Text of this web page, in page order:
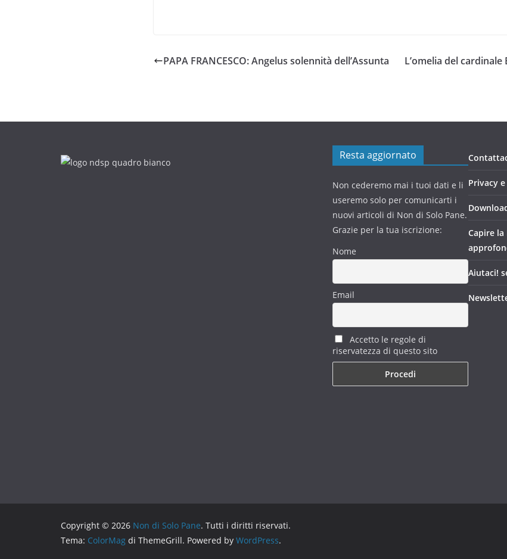
PAPA FRANCESCO: Angelus solennità dell’Assunta
L’omelia del
Resta aggiornato
Non cederemo mai i tuoi dati e li
useremo solo per comunicarti i
nuovi articoli di Non di Solo Pane.
Grazie per la tua iscrizione:
Nome
Email
Accetto le regole di
riservatezza di questo sito
Privacy
Capire
Aiutaci!
Copyright © 2026 Non di Solo Pane. Tutti i diritti riservati.
Tema: ColorMag di ThemeGrill. Powered by WordPress.